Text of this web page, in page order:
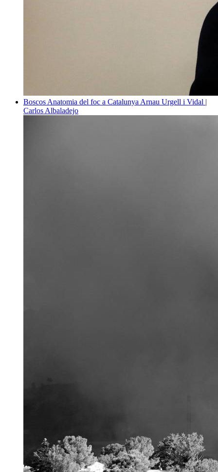
Boscos Anatomia del foc a Catalunya Arnau Urgell i Vidal |
Carlos Albaladejo